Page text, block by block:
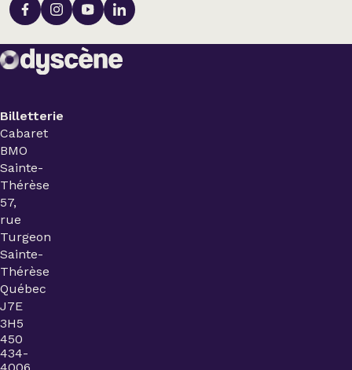
Billetterie
Cabaret
BMO
Sainte-
Thérèse
57,
rue
Turgeon
Sainte-
Thérèse
Québec
J7E
3H5
450
434-